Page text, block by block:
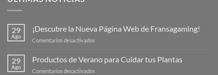
29
Ago
¡Descubre la Nueva Página Web de Fransagaming!
Comentarios desactivados
Nueva
29
Ago
Productos de Verano para Cuidar tus Plantas
Comentarios desactivados